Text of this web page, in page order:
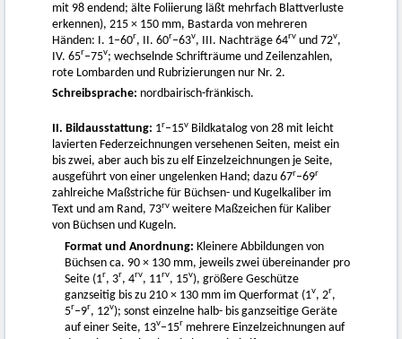
mit 98 endend; älte Foliierung läßt mehrfach Blattverluste
erkennen), 215 × 150 mm, Bastarda von mehreren
Händen: I. 1–60r, II. 60r–63v, III. Nachträge 64rv und 72v,
IV. 65r–75v; wechselnde Schrifträume und Zeilenzahlen,
rote Lombarden und Rubrizierungen nur Nr. 2.
Schreibsprache: nordbairisch-fränkisch.
II. Bildausstattung: 1r–15v Bildkatalog von 28 mit leicht
lavierten Federzeichnungen versehenen Seiten, meist ein
bis zwei, aber auch bis zu elf Einzelzeichnungen je Seite,
ausgeführt von einer ungelenken Hand; dazu 67r–69r
zahlreiche Maßstriche für Büchsen- und Kugelkaliber im
Text und am Rand, 73rv weitere Maßzeichen für Kaliber
von Büchsen und Kugeln.
Format und Anordnung: Kleinere Abbildungen von
Büchsen ca. 90 × 130 mm, jeweils zwei übereinander pro
Seite (1r, 3r, 4rv, 11rv, 15v), größere Geschütze
ganzseitig bis zu 210 × 130 mm im Querformat (1v, 2r,
5r–9r, 12v); sonst einzelne halb- bis ganzseitige Geräte
auf einer Seite, 13v–15r mehrere Einzelzeichnungen auf